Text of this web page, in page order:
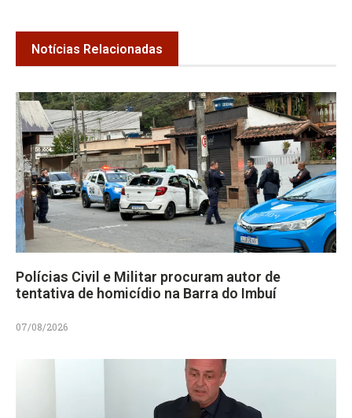
Notícias Relacionadas
Polícias Civil e Militar procuram autor de
tentativa de homicídio na Barra do Imbuí
07/08/2026